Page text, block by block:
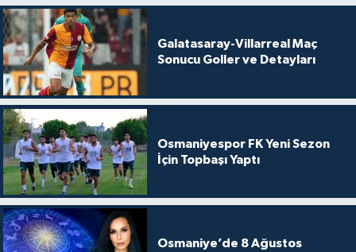
Galatasaray-Villarreal Maç
Sonucu Goller ve Detayları
Osmaniyespor FK Yeni Sezon
İçin Topbaşı Yaptı
Osmaniye’de 8 Ağustos